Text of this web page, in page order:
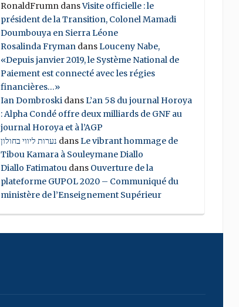
RonaldFrumndansVisite officielle : le
président de la Transition, Colonel Mamadi
Doumbouya en Sierra Léone
Rosalinda FrymandansLouceny Nabe,
«Depuis janvier 2019, le Système National de
Paiement est connecté avec les régies
financières…»
Ian DombroskidansL’an 58 du journal Horoya
: Alpha Condé offre deux milliards de GNF au
journal Horoya et à l’AGP
נערות ליווי בחולון dansLe vibrant hommage de
Tibou Kamara à Souleymane Diallo
Diallo Fatimatoudans Ouverture de la
plateforme GUPOL 2020 – Communiqué du
ministère de l’Enseignement Supérieur